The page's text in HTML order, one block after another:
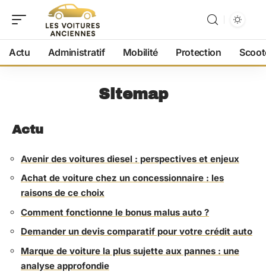
Actu Administratif Mobilité Protection
Sitemap
Actu
Avenir des voitures diesel : perspectives et enjeux
Achat de voiture chez un concessionnaire : les
raisons de ce choix
Comment fonctionne le bonus malus auto ?
Demander un devis comparatif pour votre crédit auto
Marque de voiture la plus sujette aux pannes : une
analyse approfondie